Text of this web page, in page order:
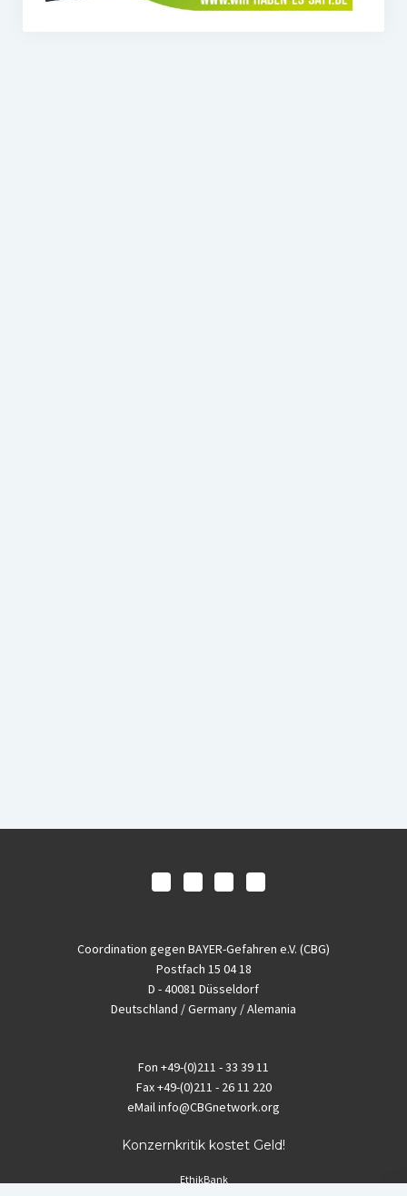
Coordination gegen BAYER-Gefahren e.V. (CBG)
Postfach 15 04 18
D - 40081 Düsseldorf
Deutschland / Germany / Alemania
Fon +49-(0)211 - 33 39 11
Fax+49-(0)211 - 26 11 220
eMailinfo@CBGnetwork.org
Konzernkritik kostet Geld!
EthikBank